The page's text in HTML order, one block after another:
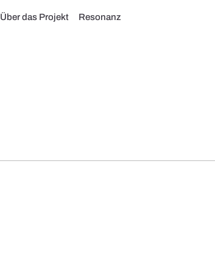
Über das Projekt Resonanz